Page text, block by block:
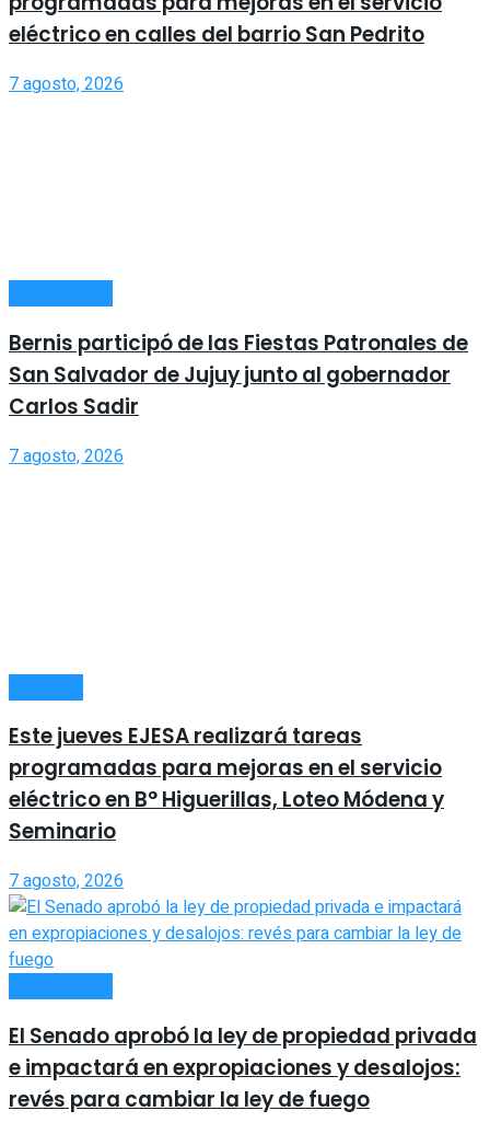
eléctrico en calles del barrio San Pedrito
7 agosto, 2026
Bernis participó de las Fiestas Patronales de
San Salvador de Jujuy junto al gobernador
Carlos Sadir
7 agosto, 2026
Este jueves EJESA realizará tareas
programadas para mejoras en el servicio
eléctrico en B° Higuerillas, Loteo Módena y
Seminario
7 agosto, 2026
El Senado aprobó la ley de propiedad privada
e impactará en expropiaciones y desalojos:
revés para cambiar la ley de fuego